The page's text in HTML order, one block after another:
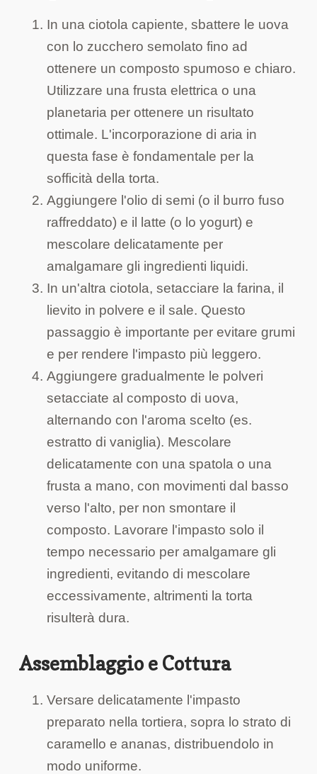
In una ciotola capiente, sbattere le uova
con lo zucchero semolato fino ad
ottenere un composto spumoso e chiaro.
Utilizzare una frusta elettrica o una
planetaria per ottenere un risultato
ottimale. L'incorporazione di aria in
questa fase è fondamentale per la
sofficità della torta.
Aggiungere l'olio di semi (o il burro fuso
raffreddato) e il latte (o lo yogurt) e
mescolare delicatamente per
amalgamare gli ingredienti liquidi.
In un'altra ciotola, setacciare la farina, il
lievito in polvere e il sale. Questo
passaggio è importante per evitare grumi
e per rendere l'impasto più leggero.
Aggiungere gradualmente le polveri
setacciate al composto di uova,
alternando con l'aroma scelto (es.
estratto di vaniglia). Mescolare
delicatamente con una spatola o una
frusta a mano, con movimenti dal basso
verso l'alto, per non smontare il
composto. Lavorare l'impasto solo il
tempo necessario per amalgamare gli
ingredienti, evitando di mescolare
eccessivamente, altrimenti la torta
risulterà dura.
Assemblaggio e Cottura
Versare delicatamente l'impasto
preparato nella tortiera, sopra lo strato di
caramello e ananas, distribuendolo in
modo uniforme.